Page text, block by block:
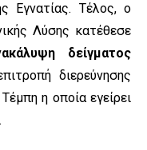
Εγνατίας. Τέλος, ο
Λύσης κατέθεσε
δείγματος
διερεύνησης
η οποία εγείρει